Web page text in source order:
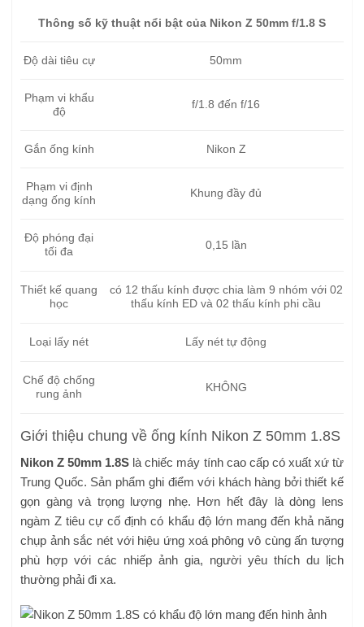
Thông số kỹ thuật nổi bật của Nikon Z 50mm f/1.8 S
Độ dài tiêu cự 50mm
Phạm vi khẩu
độ
f/1.8 đến f/16
Gắn ống kính Nikon Z
Phạm vi định
dạng ống kính
Khung đầy đủ
Độ phóng đại
tối đa
0,15 lần
Thiết kế quang
học
có 12 thấu kính được chia làm 9 nhóm với 02
thấu kính ED và 02 thấu kính phi cầu
Loại lấy nét Lấy nét tự động
Chế độ chống
rung ảnh
KHÔNG
Giới thiệu chung về ống kính Nikon Z 50mm 1.8S
Nikon Z 50mm 1.8S là chiếc máy tính cao cấp có xuất xứ từ
Trung Quốc. Sản phẩm ghi điểm với khách hàng bởi thiết kế
gọn gàng và trọng lượng nhẹ. Hơn hết đây là dòng lens
ngàm Z tiêu cự cố định có khẩu độ lớn mang đến khả năng
chụp ảnh sắc nét với hiệu ứng xoá phông vô cùng ấn tượng
phù hợp với các nhiếp ảnh gia, người yêu thích du lịch
thường phải đi xa.